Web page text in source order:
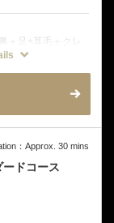
＋足+耳毛＋クレ
ザインまで行う人
。写真撮影や商
：Approx. 30 mins
ードコース